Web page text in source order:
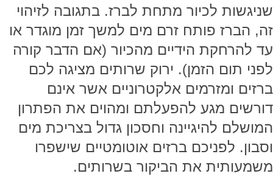
שניגשות לכיור מתחת לברז. בתגובה לזיהוי
זה, הברז פותח זרם מים למשך זמן מוגדר או
עד להרחקת הידיים מהכיור (אם הדבר קורה
לפני תום הזמן). ירוק שרותים מציגה לכם
ברזים ומזרמים אלקטרוניים אשר אינם
דורשים מגע להפעלתם ומהוים את הפתרון
המושלם להיגיינה וחסכון גדול בצריכת מים
וסבון. לפניכם ברזים אוטומטיים שישפרו
משמעותית את הביקור בשרותים.